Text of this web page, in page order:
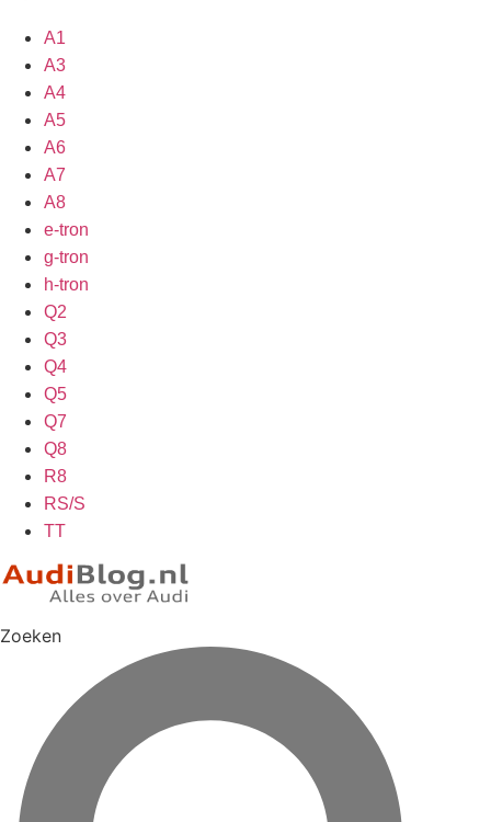
A1
A3
A4
A5
A6
A7
A8
e-tron
g-tron
h-tron
Q2
Q3
Q4
Q5
Q7
Q8
R8
RS/S
TT
Zoeken